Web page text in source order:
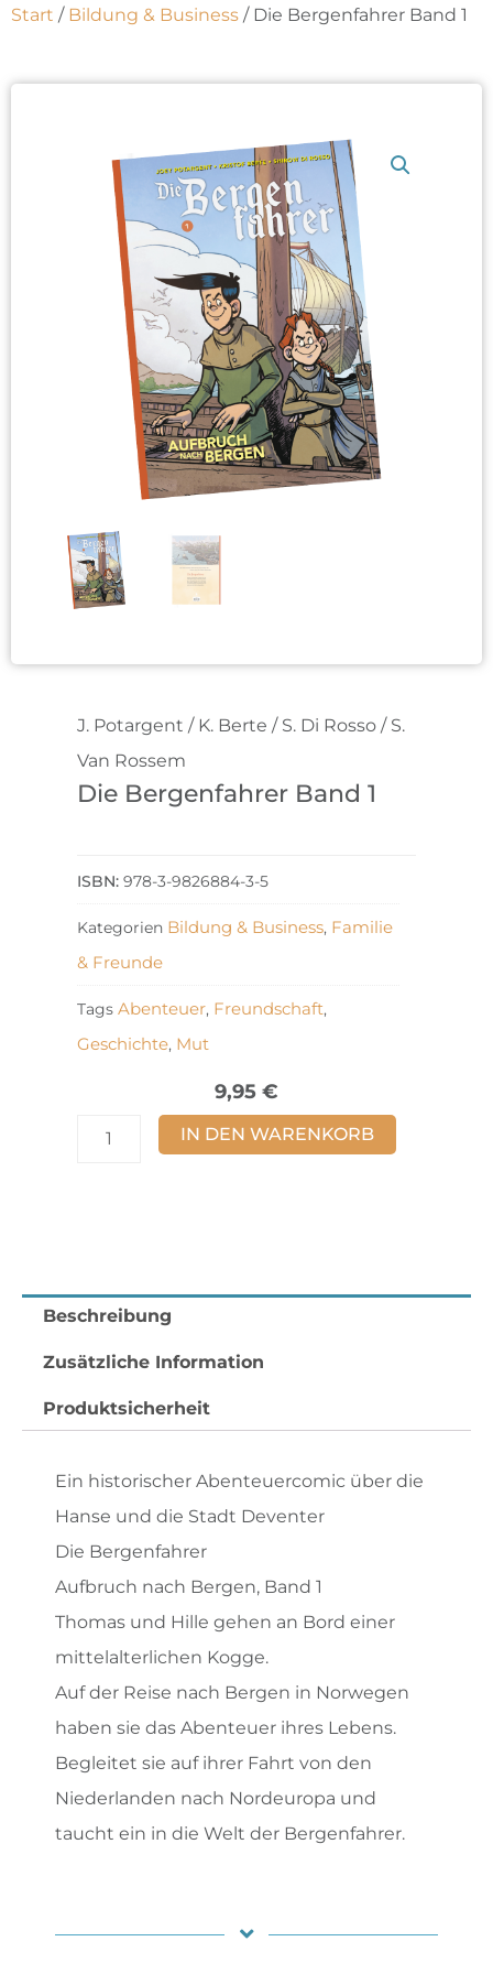
Start / Bildung & Business / Die Bergenfahrer Band 1
J. Potargent / K. Berte / S. Di Rosso / S.
Van Rossem
Die Bergenfahrer Band 1
978-3-9826884-3-5
Kategorien Bildung & Business, Familie
& Freunde
Tags Abenteuer, Freundschaft,
Geschichte, Mut
9,95 €
IN DEN WARENKORB
Beschreibung
Zusätzliche Information
Produktsicherheit
Ein historischer Abenteuercomic über die
Hanse und die Stadt Deventer
Die Bergenfahrer
Aufbruch nach Bergen, Band 1
Thomas und Hille gehen an Bord einer
mittelalterlichen Kogge.
Auf der Reise nach Bergen in Norwegen
haben sie das Abenteuer ihres Lebens.
Begleitet sie auf ihrer Fahrt von den
Niederlanden nach Nordeuropa und
taucht ein in die Welt der Bergenfahrer.